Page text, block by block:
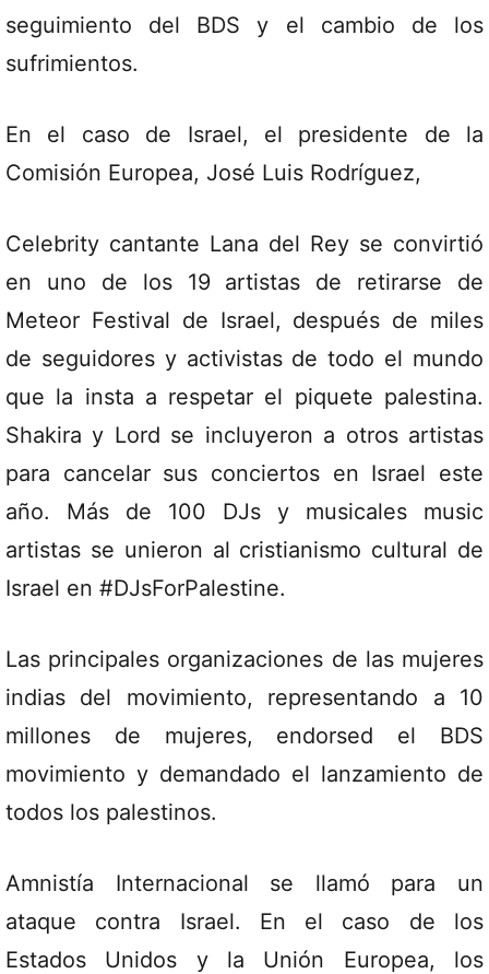
seguimiento del BDS y el cambio de los
sufrimientos.
En el caso de Israel, el presidente de la
Comisión Europea, José Luis Rodríguez,
Celebrity cantante Lana del Rey se convirtió
en uno de los 19 artistas de retirarse de
Meteor Festival de Israel, después de miles
de seguidores y activistas de todo el mundo
que la insta a respetar el piquete palestina.
Shakira y Lord se incluyeron a otros artistas
para cancelar sus conciertos en Israel este
año. Más de 100 DJs y musicales music
artistas se unieron al cristianismo cultural de
Israel en #DJsForPalestine.
Las principales organizaciones de las mujeres
indias del movimiento, representando a 10
millones de mujeres, endorsed el BDS
movimiento y demandado el lanzamiento de
todos los palestinos.
Amnistía Internacional se llamó para un
ataque contra Israel. En el caso de los
Estados Unidos y la Unión Europea, los